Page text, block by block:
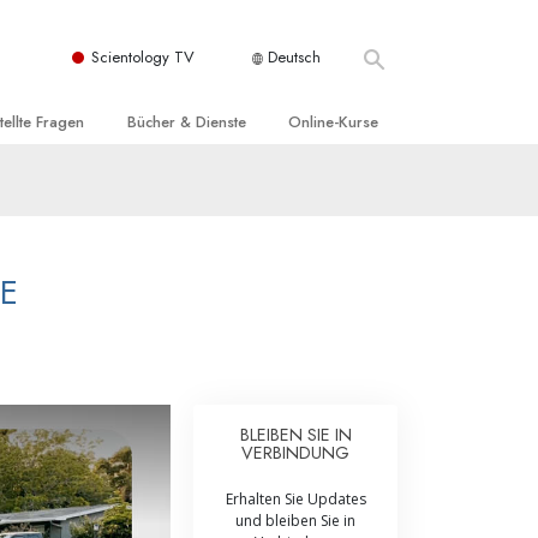
Scientology TV Deutsch
Fragen
der Scientology
Bücher & Dienste Online-Kurse
Integrität und Ehrlichkeit
Ehe
BLEIBEN SIE IN
VERBINDUNG
Erhalten Sie Updates
und bleiben Sie in